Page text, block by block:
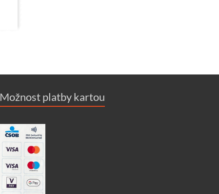
Možnost platby kartou